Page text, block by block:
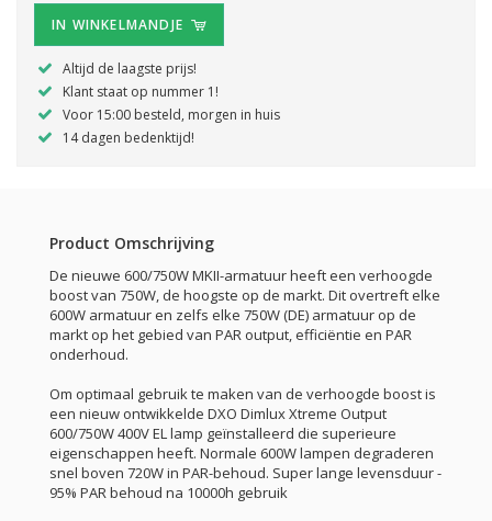
IN WINKELMANDJE
Altijd de laagste prijs!
Klant staat op nummer 1!
Voor 15:00 besteld, morgen in huis
14 dagen bedenktijd!
Product Omschrijving
De nieuwe 600/750W MKII-armatuur heeft een verhoogde
boost van 750W, de hoogste op de markt. Dit overtreft elke
600W armatuur en zelfs elke 750W (DE) armatuur op de
markt op het gebied van PAR output, efficiëntie en PAR
onderhoud.
Om optimaal gebruik te maken van de verhoogde boost is
een nieuw ontwikkelde DXO Dimlux Xtreme Output
600/750W 400V EL lamp geïnstalleerd die superieure
eigenschappen heeft. Normale 600W lampen degraderen
snel boven 720W in PAR-behoud. Super lange levensduur -
95% PAR behoud na 10000h gebruik